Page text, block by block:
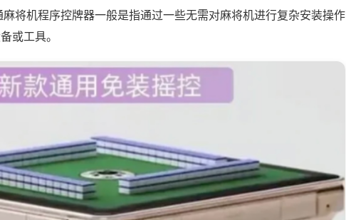
将机程序控牌器一般是指通过一些无需对麻将机进行复杂安装操作
或工具。